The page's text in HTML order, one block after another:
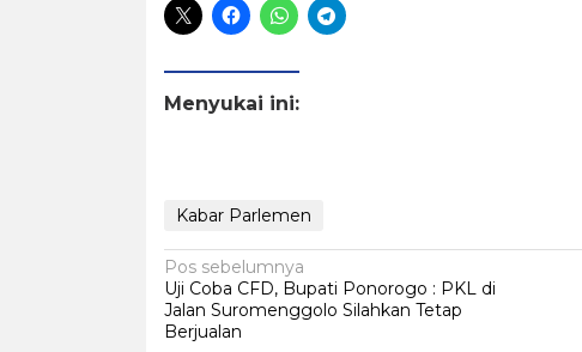
Menyukai ini:
Kabar Parlemen
Navigasi
pos
Pos sebelumnya
Uji Coba CFD, Bupati Ponorogo : PKL di
Jalan Suromenggolo Silahkan Tetap
Berjualan